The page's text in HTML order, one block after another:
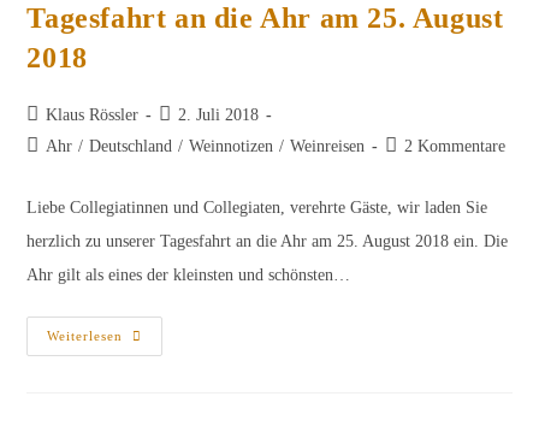
Tagesfahrt an die Ahr am 25. August
2018
Beitrags-
Autor:
Klaus Rössler
Beitrag
veröffentlicht:
2. Juli 2018
Beitrags-
Ahr / Deutschland / Weinnotizen / Weinreisen
Beitrags-
2 Kommentare
Liebe Collegiatinnen und Collegiaten, verehrte Gäste, wir laden Sie
herzlich zu unserer Tagesfahrt an die Ahr am 25. August 2018 ein. Die
Ahr gilt als eines der kleinsten und schönsten…
Weiterlesen
Tagesfahrt
An